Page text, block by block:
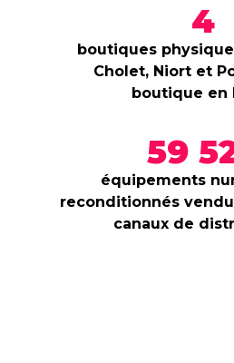
4
boutiques
Cholet, Niort et
boutique en
59
équipements
reconditionnés
canaux de